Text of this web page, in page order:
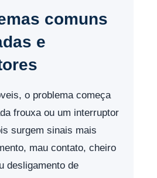
comuns
e
o problema começa
frouxa ou um interruptor
surgem sinais mais
mau contato, cheiro
desligamento de